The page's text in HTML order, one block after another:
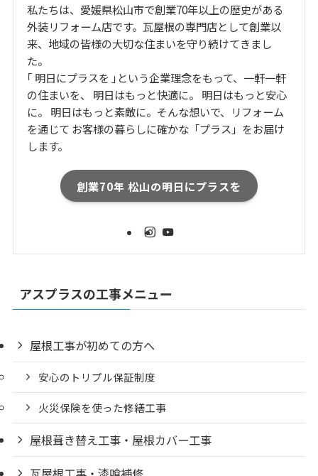
私たちは、愛媛県松山市で創業70年以上の歴史がある
外装リフォーム店です。瓦屋根の専門店として創業以
来、地域の皆様の大切な住まいを守り続けてきまし
た。
｢ 明日にプラスを ｣という企業理念をもって、一軒一軒
の住まいを、 明日はもっと快適に。 明日はもっと安心
に。 明日はもっと素敵に。そんな想いで、リフォーム
を通じて お客様の暮らしに確かな「プラス」をお届け
します。
創業70年 松山の明日にプラスを
アスプラスの工事メニュー
屋根工事が初めての方へ
安心のトリプル保証制度
火災保険を使った修繕工事
屋根葺き替え工事・屋根カバー工事